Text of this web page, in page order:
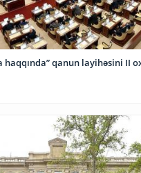
haqqında” qanun layihəsini II